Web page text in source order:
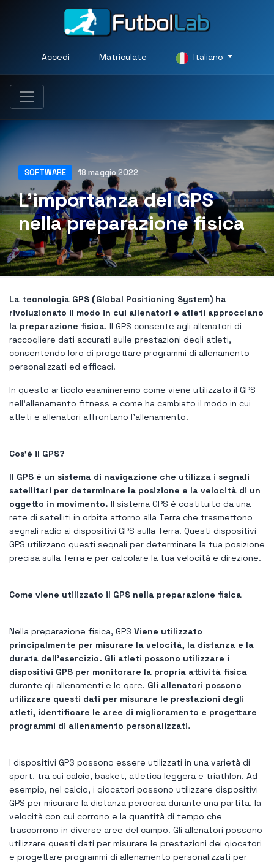
Accedi Matriculate Italiano
SOFTWARE 18 maggio 2022
L'importanza del GPS
nella preparazione fisica
La tecnologia GPS (Global Positioning System) ha
rivoluzionato il modo in cui allenatori e atleti approcciano
la preparazione fisica. Il GPS consente agli allenatori di
raccogliere dati accurati sulle prestazioni degli atleti,
consentendo loro di progettare programmi di allenamento
personalizzati ed efficaci.
In questo articolo esamineremo come viene utilizzato il GPS
nell'allenamento fitness e come ha cambiato il modo in cui
atleti e allenatori affrontano l'allenamento.
Cos'è il GPS?
Il GPS è un sistema di navigazione che utilizza i segnali
satellitari per determinare la posizione e la velocità di un
oggetto in movimento. Il sistema GPS è costituito da una
rete di satelliti in orbita attorno alla Terra che trasmettono
segnali radio ai dispositivi GPS sulla Terra. Questi dispositivi
GPS utilizzano questi segnali per determinare la tua posizione
precisa sulla Terra e per calcolare la tua velocità e direzione.
Come viene utilizzato il GPS nella preparazione fisica
Nella preparazione fisica, GPS Viene utilizzato
principalmente per misurare la velocità, la distanza e la
durata dell'esercizio. Gli atleti possono utilizzare i
dispositivi GPS per monitorare la propria attività fisica
durante gli allenamenti e le gare. Gli allenatori possono
utilizzare questi dati per misurare le prestazioni degli
atleti, identificare le aree di miglioramento e progettare
programmi di allenamento personalizzati.
I dispositivi GPS possono essere utilizzati in una varietà di
sport, tra cui calcio, basket, atletica leggera e triathlon. Ad
esempio, nel calcio, i giocatori possono utilizzare dispositivi
GPS per misurare la distanza percorsa durante una partita, la
velocità con cui corrono e la quantità di tempo che
trascorrono in diverse aree del campo. Gli allenatori possono
utilizzare questi dati per misurare le prestazioni dei giocatori
e progettare programmi di allenamento personalizzati per